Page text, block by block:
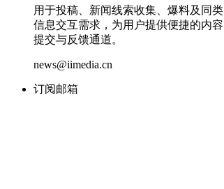
用于投稿、新闻线索收集、爆料及同类
信息交互需求，为用户提供便捷的内容
提交与反馈通道。
news@iimedia.cn
订阅邮箱